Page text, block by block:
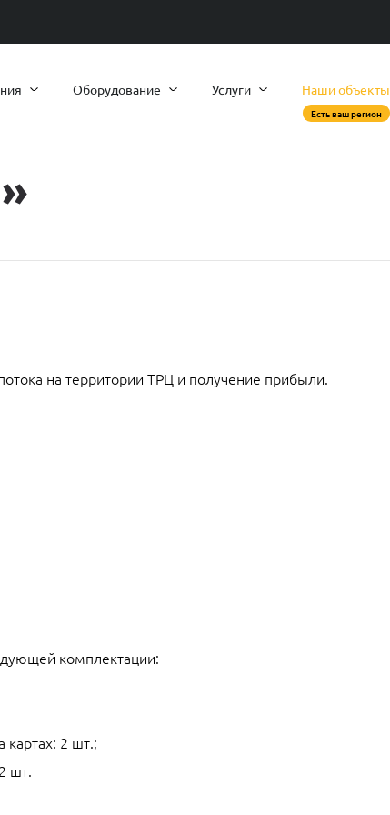
Оборудование Услуги Наши объекты
Есть ваш регион
на территории ТРЦ и получение прибыли.
комплектации:
картах: 2 шт.;
шт.